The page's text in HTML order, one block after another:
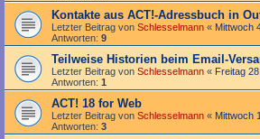
Kontakte aus ACT!-Adressbuch in
Letzter Beitrag von Schlesselmann « Mittwoch
Antworten: 9
Teilweise Historien beim Email-
Letzter Beitrag von Schlesselmann « Freitag
Antworten: 1
ACT! 18 for Web
Letzter Beitrag von Schlesselmann « Mittwoch
Antworten: 3